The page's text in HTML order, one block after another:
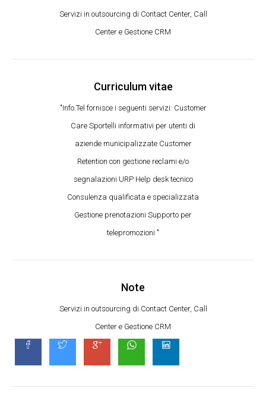
Servizi in outsourcing di Contact Center, Call
Center e Gestione CRM
Curriculum vitae
"Info.Tel fornisce i seguenti servizi: Customer
Care Sportelli informativi per utenti di
aziende municipalizzate Customer
Retention con gestione reclami e/o
segnalazioni URP Help desk tecnico
Consulenza qualificata e specializzata
Gestione prenotazioni Supporto per
telepromozioni "
Note
Servizi in outsourcing di Contact Center, Call
Center e Gestione CRM